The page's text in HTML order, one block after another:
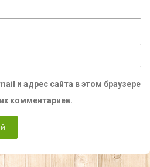
и адрес сайта в этом браузере
комментариев.